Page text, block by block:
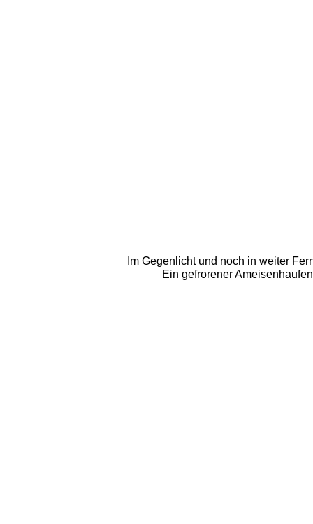
Im Gegenlicht und noch in weiter
Ein gefrorener